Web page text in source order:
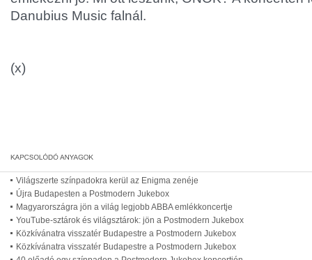
Danubius Music falnál.
(x)
Világszerte színpadokra kerül az Enigma zenéje
Újra Budapesten a Postmodern Jukebox
Magyarországra jön a világ legjobb ABBA emlékkoncertje
YouTube-sztárok és világsztárok: jön a Postmodern Jukebox
Közkívánatra visszatér Budapestre a Postmodern Jukebox
Közkívánatra visszatér Budapestre a Postmodern Jukebox